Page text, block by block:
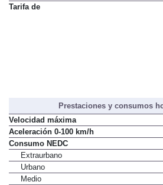
Tarifa de
Prestaciones y consumos
Velocidad máxima
Aceleración 0-100 km/h
Consumo NEDC
Extraurbano
Urbano
Medio